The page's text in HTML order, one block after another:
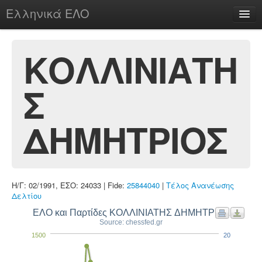
Ελληνικά ΕΛΟ
chesstu.be @ discord
Login
ΚΟΛΛΙΝΙΑΤΗ
Σ
ΔΗΜΗΤΡΙΟΣ
Η/Γ: 02/1991, ΕΣΟ: 24033 | Fide: 25844040 | Τέλος Ανανέωσης
Δελτίου
ΕΛΟ και Παρτίδες ΚΟΛΛΙΝΙΑΤΗΣ ΔΗΜΗΤΡΙΟΣ
Source: chessfed.gr
1500 20